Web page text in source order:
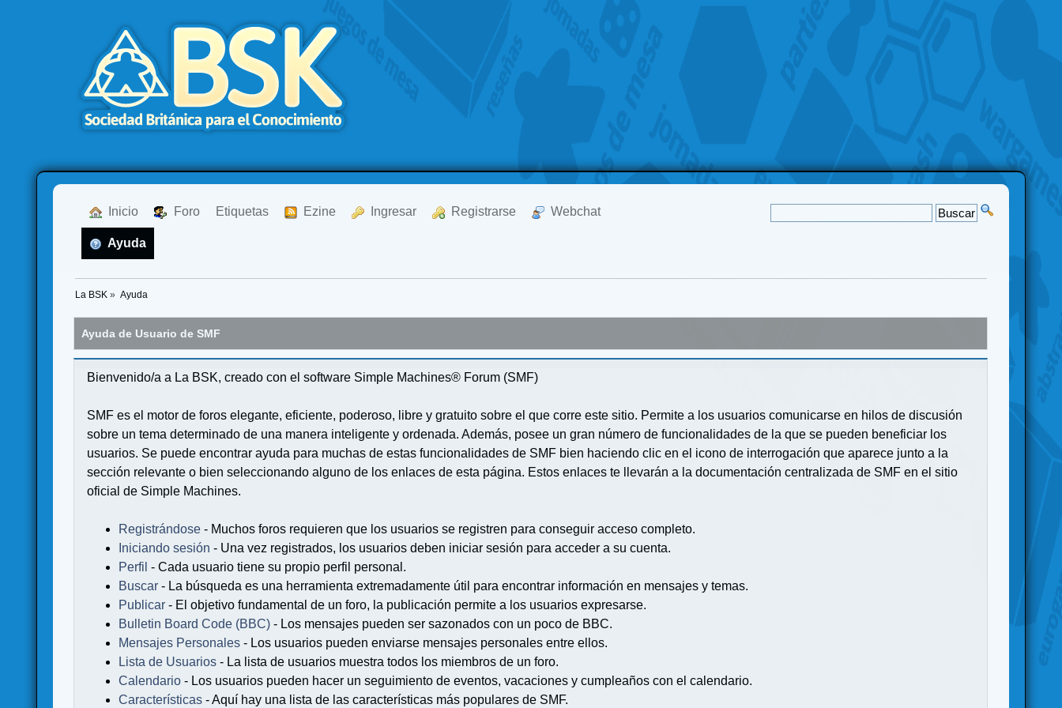
Inicio Foro Etiquetas Ezine Ingresar Registrarse Webchat
Ayuda
La BSK » Ayuda
Ayuda de Usuario de SMF
Bienvenido/a a La BSK, creado con el software Simple Machines® Forum (SMF)
SMF es el motor de foros elegante, eficiente, poderoso, libre y gratuito sobre el que corre este sitio. Permite a los usuarios comunicarse en hilos de discusión
sobre un tema determinado de una manera inteligente y ordenada. Además, posee un gran número de funcionalidades de la que se pueden beneficiar los
usuarios. Se puede encontrar ayuda para muchas de estas funcionalidades de SMF bien haciendo clic en el icono de interrogación que aparece junto a la
sección relevante o bien seleccionando alguno de los enlaces de esta página. Estos enlaces te llevarán a la documentación centralizada de SMF en el sitio
oficial de Simple Machines.
Registrándose - Muchos foros requieren que los usuarios se registren para conseguir acceso completo.
Iniciando sesión - Una vez registrados, los usuarios deben iniciar sesión para acceder a su cuenta.
Perfil - Cada usuario tiene su propio perfil personal.
Buscar - La búsqueda es una herramienta extremadamente útil para encontrar información en mensajes y temas.
Publicar - El objetivo fundamental de un foro, la publicación permite a los usuarios expresarse.
Bulletin Board Code (BBC)- Los mensajes pueden ser sazonados con un poco de BBC.
Mensajes Personales - Los usuarios pueden enviarse mensajes personales entre ellos.
Lista de Usuarios - La lista de usuarios muestra todos los miembros de un foro.
Calendario - Los usuarios pueden hacer un seguimiento de eventos, vacaciones y cumpleaños con el calendario.
Características - Aquí hay una lista de las características más populares de SMF.